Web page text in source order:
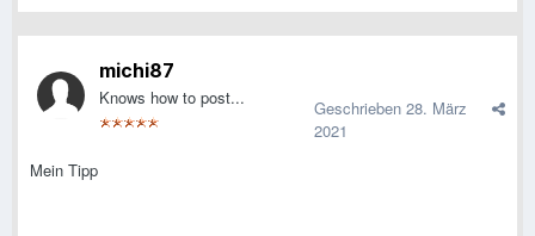
michi87
Knows how to post... Geschrieben 28. März
2021
Mein Tipp